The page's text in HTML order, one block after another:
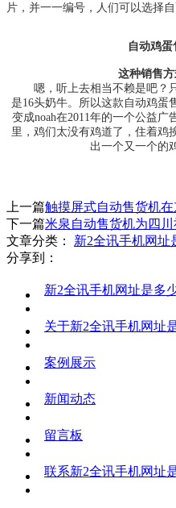
片，并一一编号，人们可以选择
自动鸡
这种销售
嗯，听上去相当不赖是吧？
是16头奶牛。所以这款自动鸡蛋
变成noah在2011年的一个公益
里，鸡们太没有鸡道了，住着鸡
出一个又一个的
上一篇触摸屏式自动售货机
下一篇米泉自动售货机为四
文章分类：
新2全讯手机网址
分享到：
新2全讯手机网址是多
关于新2全讯手机网址
案例展示
新闻动态
留言板
联系新2全讯手机网址